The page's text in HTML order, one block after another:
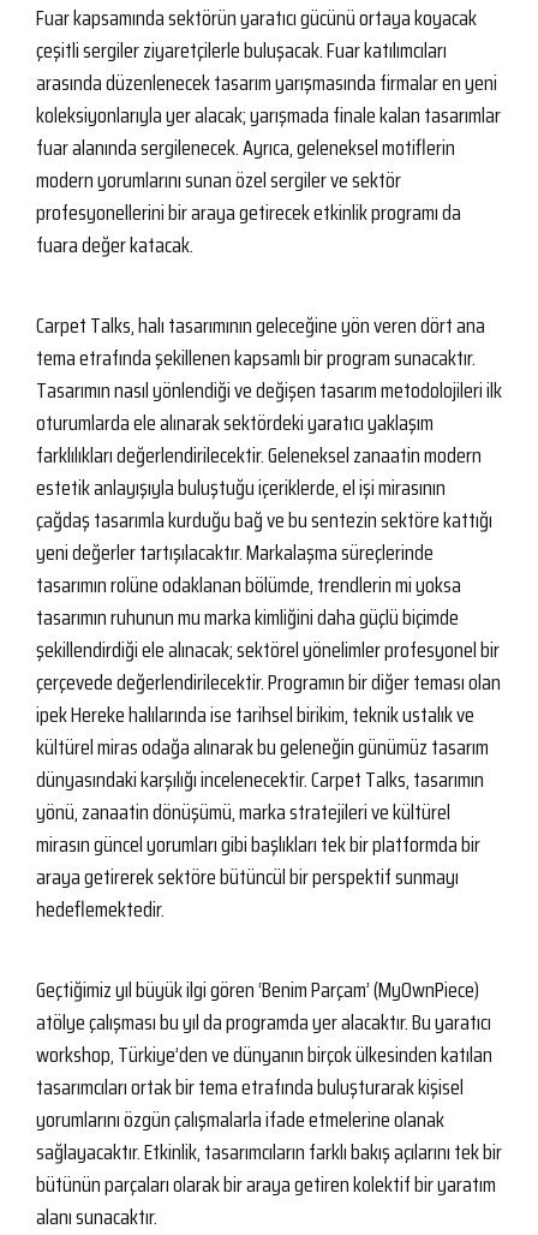
Fuar kapsamında sektörün yaratıcı gücünü ortaya koyacak
çeşitli sergiler ziyaretçilerle buluşacak. Fuar katılımcıları
arasında düzenlenecek tasarım yarışmasında firmalar en yeni
koleksiyonlarıyla yer alacak; yarışmada finale kalan tasarımlar
fuar alanında sergilenecek. Ayrıca, geleneksel motiflerin
modern yorumlarını sunan özel sergiler ve sektör
profesyonellerini bir araya getirecek etkinlik programı da
fuara değer katacak.
Carpet Talks, halı tasarımının geleceğine yön veren dört ana
tema etrafında şekillenen kapsamlı bir program sunacaktır.
Tasarımın nasıl yönlendiği ve değişen tasarım metodolojileri ilk
oturumlarda ele alınarak sektördeki yaratıcı yaklaşım
farklılıkları değerlendirilecektir. Geleneksel zanaatin modern
estetik anlayışıyla buluştuğu içeriklerde, el işi mirasının
çağdaş tasarımla kurduğu bağ ve bu sentezin sektöre kattığı
yeni değerler tartışılacaktır. Markalaşma süreçlerinde
tasarımın rolüne odaklanan bölümde, trendlerin mi yoksa
tasarımın ruhunun mu marka kimliğini daha güçlü biçimde
şekillendirdiği ele alınacak; sektörel yönelimler profesyonel bir
çerçevede değerlendirilecektir. Programın bir diğer teması olan
ipek Hereke halılarında ise tarihsel birikim, teknik ustalık ve
kültürel miras odağa alınarak bu geleneğin günümüz tasarım
dünyasındaki karşılığı incelenecektir. Carpet Talks, tasarımın
yönü, zanaatin dönüşümü, marka stratejileri ve kültürel
mirasın güncel yorumları gibi başlıkları tek bir platformda bir
araya getirerek sektöre bütüncül bir perspektif sunmayı
hedeflemektedir.
Geçtiğimiz yıl büyük ilgi gören ‘Benim Parçam’ (MyOwnPiece)
atölye çalışması bu yıl da programda yer alacaktır. Bu yaratıcı
workshop, Türkiye’den ve dünyanın birçok ülkesinden katılan
tasarımcıları ortak bir tema etrafında buluşturarak kişisel
yorumlarını özgün çalışmalarla ifade etmelerine olanak
sağlayacaktır. Etkinlik, tasarımcıların farklı bakış açılarını tek bir
bütünün parçaları olarak bir araya getiren kolektif bir yaratım
alanı sunacaktır.